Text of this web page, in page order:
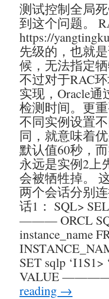
测试控制全局
到这个问题。
https://
先级的，也就
候，无法指定
不过对于RAC
实现，Oracle
检测时间。更
不同实例设置
同，就意味着
默认值60秒，
永远是实例2上
会被牺牲掉。
两个会话分别
话1： SQL>
——— ORCL
instance_name
SET sqlp
VALUE
reading →